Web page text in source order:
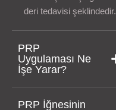
deri tedavisi şeklindedir.
PRP
Uygulaması Ne
İşe Yarar?
PRP İğnesinin